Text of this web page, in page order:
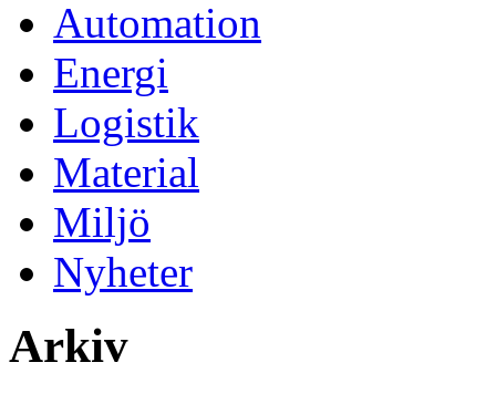
Automation
Energi
Logistik
Material
Miljö
Nyheter
Arkiv